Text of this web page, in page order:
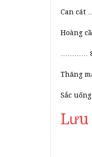
Can
Hoàng
…………
Thăng
Sắc uống
Lưu